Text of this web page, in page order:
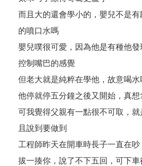
而且大的還會學小的，嬰兒不是
的噴口水嗎
嬰兒噗很可愛，因為他是有種他
控制嘴巴的感覺
但老大就是純粹在學他，故意喝
他停就停五分鐘之後又開始，真
可我覺得父親有一點很不可取，
且說到要做到
工程師昨天在開車時長子一直在
拔一揍你，說了不下五回，可下